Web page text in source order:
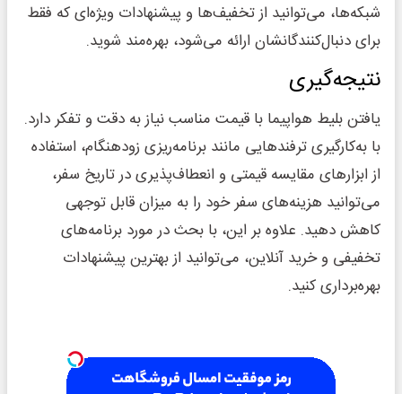
شبکه‌ها، می‌توانید از تخفیف‌ها و پیشنهادات ویژه‌ای که فقط
برای دنبال‌کنندگانشان ارائه می‌شود، بهره‌مند شوید.
نتیجه‌گیری
یافتن بلیط هواپیما با قیمت مناسب نیاز به دقت و تفکر دارد.
با به‌کارگیری ترفندهایی مانند برنامه‌ریزی زودهنگام، استفاده
از ابزارهای مقایسه قیمتی و انعطاف‌پذیری در تاریخ سفر،
می‌توانید هزینه‌های سفر خود را به میزان قابل توجهی
کاهش دهید. علاوه بر این، با بحث در مورد برنامه‌های
تخفیفی و خرید آنلاین، می‌توانید از بهترین پیشنهادات
بهره‌برداری کنید.